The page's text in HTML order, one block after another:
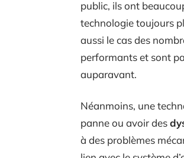
public, ils ont
technologie toujours
aussi le cas des
performants et sont
auparavant.
Néanmoins, une
panne ou avoir des
à des problèmes